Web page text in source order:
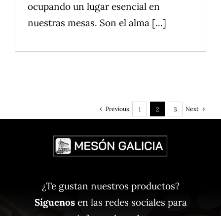
ocupando un lugar esencial en
nuestras mesas. Son el alma [...]
Previous 1 2 3 Next
¿Te gustan nuestros productos?
Síguenosen las redes sociales para